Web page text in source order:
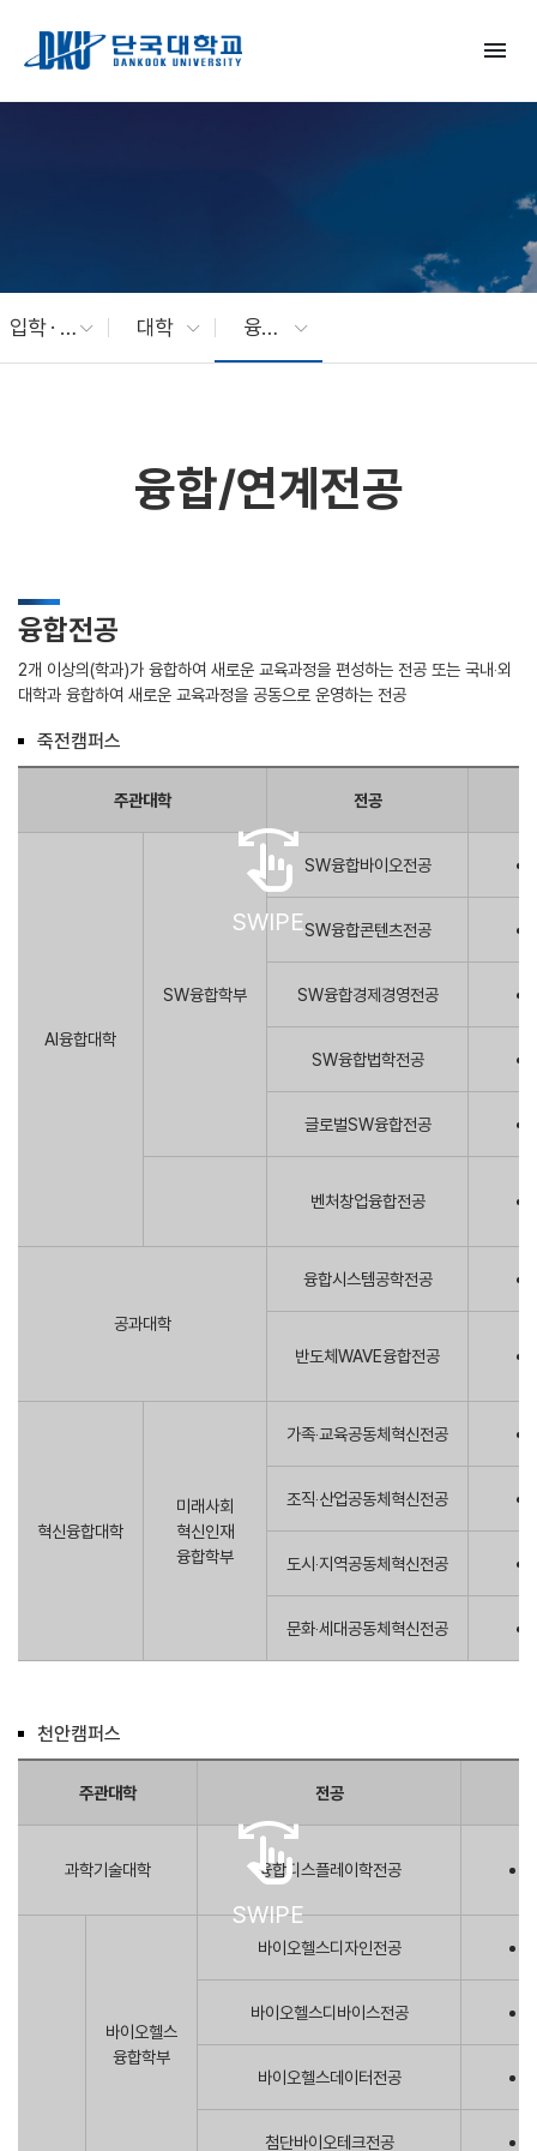
menu
입학 · 교육 대학 융합/연계전공
융합/연계전공
융합전공
2개 이상의(학과)가 융합하여 새로운 교육과정을 편성하는 전공 또는 국내‧외
대학과 융합하여 새로운 교육과정을 공동으로 운영하는 전공
죽전캠퍼스
swipe
SWIPE
주관대학 전공
AI융합대학
SW융합학부
SW융합바이오전공
SW융합콘텐츠전공
SW융합경제경영전공
SW융합법학전공
글로벌SW융합전공
벤처창업융합전공
공과대학
융합시스템공학전공
반도체WAVE융합전공
혁신융합대학
미래사회
혁신인재
융합학부
가족‧교육공동체혁신전공
조직‧산업공동체혁신전공
도시‧지역공동체혁신전공
문화‧세대공동체혁신전공
천안캠퍼스
swipe
SWIPE
주관대학 전공
과학기술대학 융합디스플레이학전공
바이오헬스
융합학부
바이오헬스디자인전공
바이오헬스디바이스전공
바이오헬스데이터전공
첨단바이오테크전공